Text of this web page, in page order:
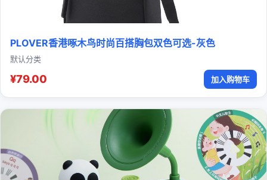
PLOVER香港啄木鸟时尚百搭胸包双色可选-灰色
默认分类
¥79.00 加入购物车